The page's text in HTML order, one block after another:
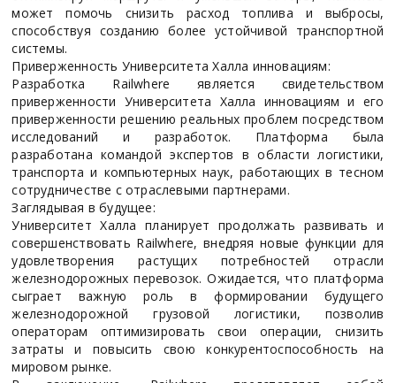
может помочь снизить расход топлива и выбросы,
способствуя созданию более устойчивой транспортной
системы.
Приверженность Университета Халла инновациям:
Разработка Railwhere является свидетельством
приверженности Университета Халла инновациям и его
приверженности решению реальных проблем посредством
исследований и разработок. Платформа была
разработана командой экспертов в области логистики,
транспорта и компьютерных наук, работающих в тесном
сотрудничестве с отраслевыми партнерами.
Заглядывая в будущее:
Университет Халла планирует продолжать развивать и
совершенствовать Railwhere, внедряя новые функции для
удовлетворения растущих потребностей отрасли
железнодорожных перевозок. Ожидается, что платформа
сыграет важную роль в формировании будущего
железнодорожной грузовой логистики, позволив
операторам оптимизировать свои операции, снизить
затраты и повысить свою конкурентоспособность на
мировом рынке.